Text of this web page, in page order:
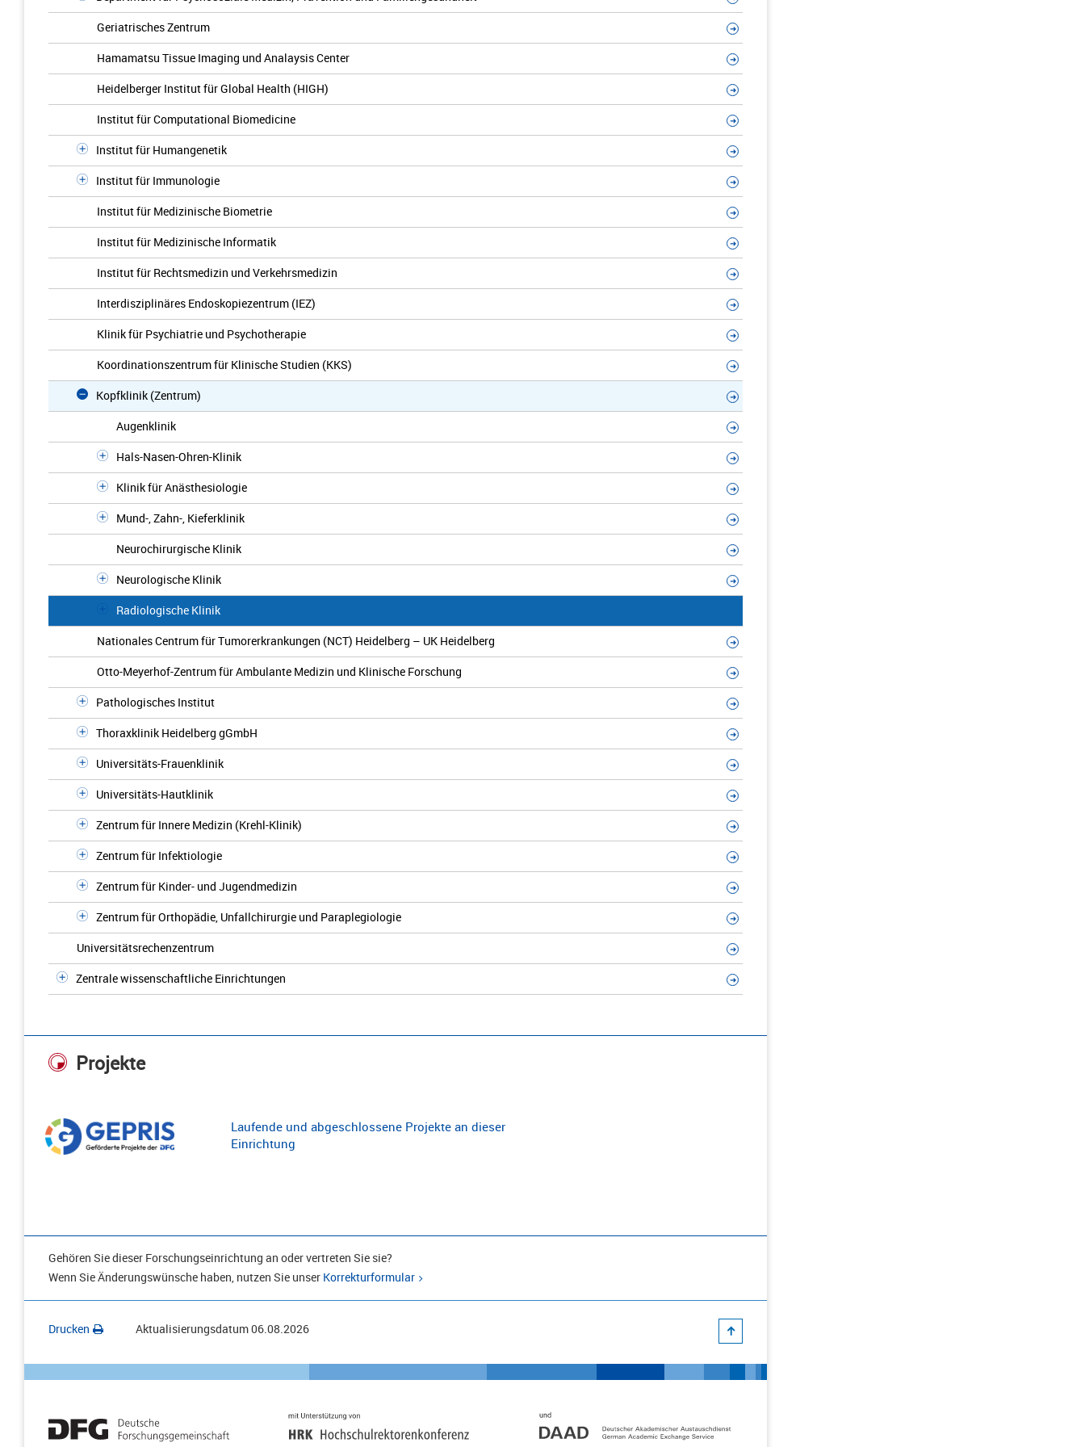
Geriatrisches Zentrum
Hamamatsu Tissue Imaging und Analaysis Center
Heidelberger Institut für Global Health (HIGH)
Institut für Computational Biomedicine
Institut für Humangenetik
Institut für Immunologie
Institut für Medizinische Biometrie
Institut für Medizinische Informatik
Institut für Rechtsmedizin und Verkehrsmedizin
Interdisziplinäres Endoskopiezentrum (IEZ)
Klinik für Psychiatrie und Psychotherapie
Koordinationszentrum für Klinische Studien (KKS)
Kopfklinik (Zentrum)
Augenklinik
Hals-Nasen-Ohren-Klinik
Klinik für Anästhesiologie
Mund-, Zahn-, Kieferklinik
Neurochirurgische Klinik
Neurologische Klinik
Radiologische Klinik
Nationales Centrum für Tumorerkrankungen (NCT) Heidelberg – UK Heidelberg
Otto-Meyerhof-Zentrum für Ambulante Medizin und Klinische Forschung
Pathologisches Institut
Thoraxklinik Heidelberg gGmbH
Universitäts-Frauenklinik
Universitäts-Hautklinik
Zentrum für Innere Medizin (Krehl-Klinik)
Zentrum für Infektiologie
Zentrum für Kinder- und Jugendmedizin
Zentrum für Orthopädie, Unfallchirurgie und Paraplegiologie
Universitätsrechenzentrum
Zentrale wissenschaftliche Einrichtungen
Projekte
Laufende und abgeschlossene Projekte an dieser
Einrichtung
Gehören Sie dieser Forschungseinrichtung an oder vertreten Sie sie?
Wenn Sie Änderungswünsche haben, nutzen Sie unser Korrekturformular
Drucken Aktualisierungsdatum06.08.2026